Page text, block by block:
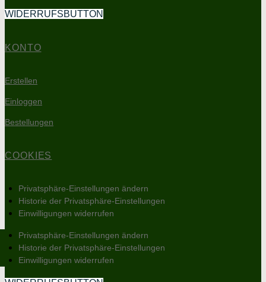
WIDERRUFSBUTTON
KONTO
Erstellen
Einloggen
Bestellungen
COOKIES
Privatsphäre-Einstellungen ändern
Historie der Privatsphäre-Einstellungen
Einwilligungen widerrufen
Privatsphäre-Einstellungen ändern
Historie der Privatsphäre-Einstellungen
Einwilligungen widerrufen